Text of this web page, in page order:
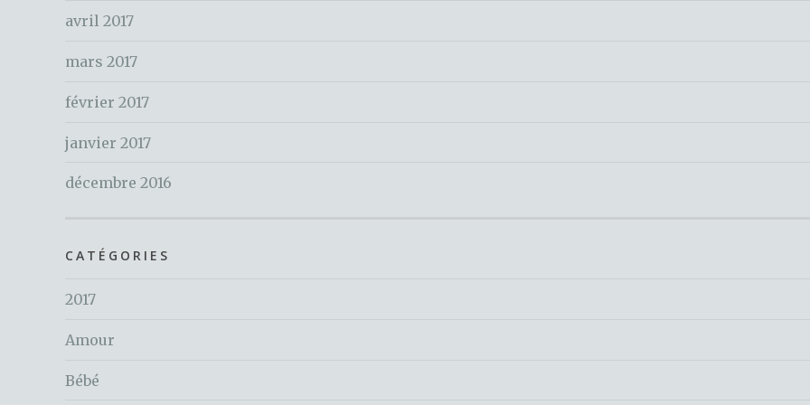
avril 2017
mars 2017
février 2017
janvier 2017
décembre 2016
CATÉGORIES
2017
Amour
Bébé